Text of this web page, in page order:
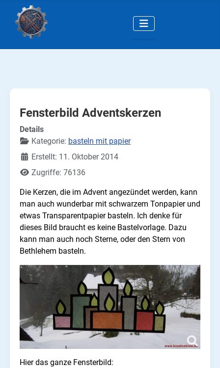
Fensterbild Adventskerzen
Details
Kategorie: basteln mit papier
Erstellt: 11. Oktober 2014
Zugriffe: 76136
Die Kerzen, die im Advent angezündet werden, kann
man auch wunderbar mit schwarzem Tonpapier und
etwas Transparentpapier basteln. I ch denke für
dieses Bild braucht es keine Bastelvorlage. Dazu
kann man auch noch Sterne, oder den Stern von
Bethlehem basteln.
Hier das ganze Fensterbild: